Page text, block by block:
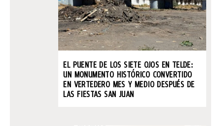
EL PUENTE DE LOS SIETE OJOS EN TELDE:
UN MONUMENTO HISTÓRICO CONVERTIDO
EN VERTEDERO MES Y MEDIO DESPUÉS DE
LAS FIESTAS SAN JUAN